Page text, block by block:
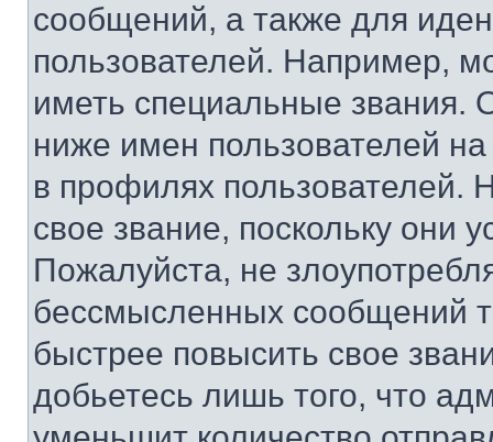
сообщений, а также для
пользователей. Например,
иметь специальные звания.
ниже имен пользователей
в профилях
свое звание, поскольку они
Пожалуйста, не
бессмысленных сообщений
быстрее повысить свое
добьетесь лишь того, что